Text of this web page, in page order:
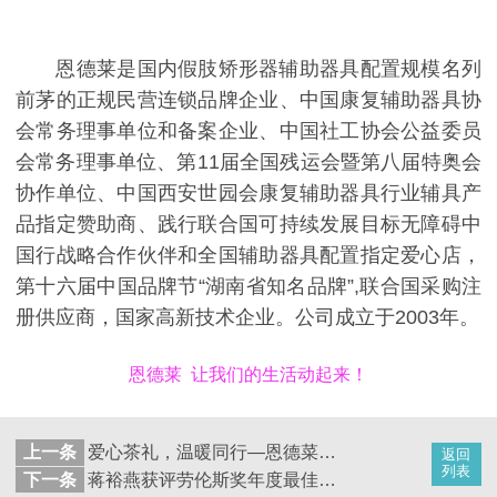
恩德莱是国内假肢矫形器辅助器具配置规模名列
前茅的正规民营连锁品牌企业、中国康复辅助器具协
会常务理事单位和备案企业、中国社工协会公益委员
会常务理事单位、第11届全国残运会暨第八届特奥会
协作单位、中国西安世园会康复辅助器具行业辅具产
品指定赞助商、践行联合国可持续发展目标无障碍中
国行战略合作伙伴和全国辅助器具配置指定爱心店，
第十六届中国品牌节“湖南省知名品牌”,联合国采购注
册供应商，国家高新技术企业。公司成立于2003年。
恩德莱 让我们的生活动起来！
返回
列表
上一条
爱心茶礼，温暖同行—恩德菜邯郸爱心店助力涉县残联
下一条
蒋裕燕获评劳伦斯奖年度最佳残疾人运动员奖